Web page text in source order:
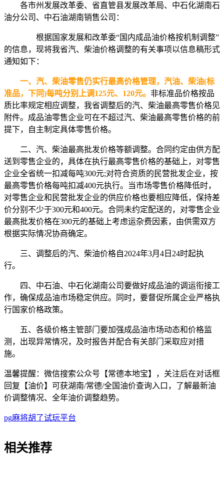
各市州发展改革委、省直管县发展改革局、中石化湖南石
油分公司、中石油湖南销售公司：
根据国家发展和改革委“国内成品油价格按机制调整”
的信息，现将我省汽、柴油价格调整的有关事项以信息稿形式
通知如下：
一、汽、柴油零售仍实行最高价格管理，汽油、柴油(标
准品，下同)每吨分别上调125元、120元。 非标准品价格按品
质比率规定相应调整，我省调整后的汽、柴油最高零售价格见
附件。成品油零售企业可在不超过汽、柴油最高零售价格的前
提下，自主制定具体零售价格。
二、汽、柴油最高批发价格等额调整。合同约定由供方配
送到零售企业的，具体在执行最高零售价格的基础上，对零售
企业全省统一扣减每吨300元;对符合资质的民营批发企业，按
最高零售价格每吨扣减400元执行。当市场零售价格降低时，
对零售企业和民营批发企业的供应价格也要相应降低，保持差
价分别不少于300元和400元。合同未约定配送的，对零售企业
最高批发价格在300元的基础上考虑运杂费因素，由供需双方
根据实际情况协商确定。
三、调整后的汽、柴油价格自2024年3月4日24时起执
行。
四、中石油、中石化湖南公司要做好成品油的调运衔接工
作，确保成品油市场稳定供应。同时，要督促所属企业严格执
行国家价格政策。
五、各级价格主管部门要加强成品油市场动态和价格监
测，出现异常情况，及时报告并配合有关部门采取应对措
施。
温馨提醒：微信搜索公众号【常德本地宝】，关注后在对话框
回复【油价】可获湖南/常德/全国油价查询入口，了解最新油
价调整情况、全年油价调整趋势。
pg麻将胡了试玩平台
相关推荐